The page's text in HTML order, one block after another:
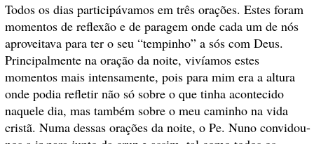
Todos os dias participávamos em três orações. Estes foram
momentos de reflexão e de paragem onde cada um de nós
aproveitava para ter o seu “tempinho” a sós com Deus.
Principalmente na oração da noite, vivíamos estes
momentos mais intensamente, pois para mim era a altura
onde podia refletir não só sobre o que tinha acontecido
naquele dia, mas também sobre o meu caminho na vida
cristã. Numa dessas orações da noite, o Pe. Nuno convidou-